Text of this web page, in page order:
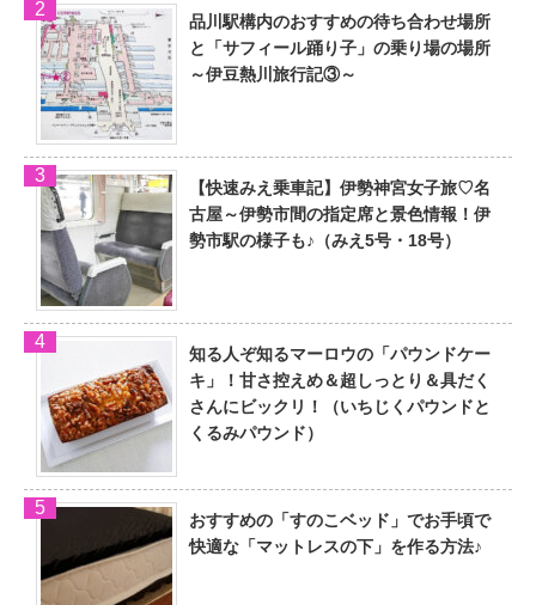
品川駅構内のおすすめの待ち合わせ場所
と「サフィール踊り子」の乗り場の場所
～伊豆熱川旅行記③～
【快速みえ乗車記】伊勢神宮女子旅♡名
古屋～伊勢市間の指定席と景色情報！伊
勢市駅の様子も♪（みえ5号・18号）
知る人ぞ知るマーロウの「パウンドケー
キ」！甘さ控えめ＆超しっとり＆具だく
さんにビックリ！（いちじくパウンドと
くるみパウンド）
おすすめの「すのこベッド」でお手頃で
快適な「マットレスの下」を作る方法♪